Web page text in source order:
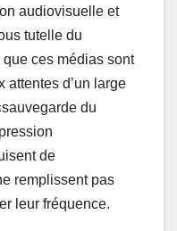
audiovisuelle et
tutelle du
que ces médias sont
attentes d’un large
du
de
remplissent pas
leur fréquence.